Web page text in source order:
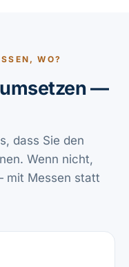
WO?
—
dass Sie den
Wenn nicht,
mit Messen statt